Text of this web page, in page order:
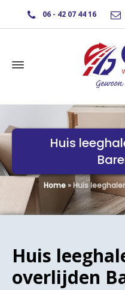
06 - 42 07 44 16
Huis
Home»Huis
Huis
overlijden